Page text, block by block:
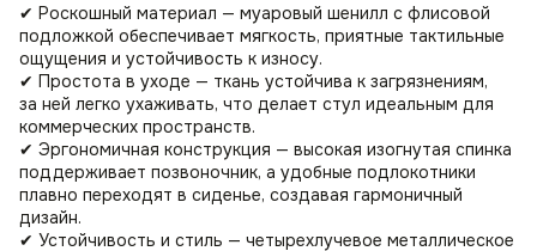
✔ Роскошный материал — муаровый шенилл с флисовой
подложкой обеспечивает мягкость, приятные тактильные
ощущения и устойчивость к износу.
✔ Простота в уходе — ткань устойчива к загрязнениям,
за ней легко ухаживать, что делает стул идеальным для
коммерческих пространств.
✔ Эргономичная конструкция — высокая изогнутая спинка
поддерживает позвоночник, а удобные подлокотники
плавно переходят в сиденье, создавая гармоничный
дизайн.
✔ Устойчивость и стиль — четырехлучевое металлическое